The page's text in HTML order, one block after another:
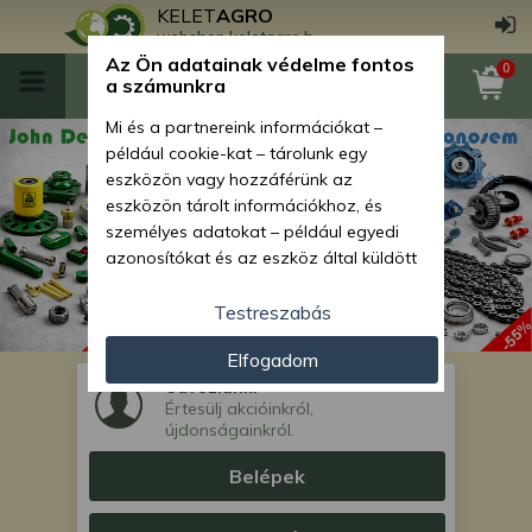
KELETAGRO
webshop.keletagro.hu
0
Üdvözlünk!
Értesülj akcióinkról,
újdonságainkról.
Belépek
Az Ön adatainak védelme fontos
a számunkra
Mi és a partnereink információkat –
például cookie-kat – tárolunk egy
eszközön vagy hozzáférünk az
eszközön tárolt információkhoz, és
személyes adatokat – például egyedi
azonosítókat és az eszköz által küldött
személyre szabott hirdetések és
tartalom nyújtásához, hirdetés- és
tartalomméréshez, nézettségi adatok
gyűjtéséhez, valamint termékek
kifejlesztéséhez és a termékek
javításához. Az Ön engedélyével mi és a
partnereink eszközleolvasásos
módszerrel szerzett pontos geolokációs
adatokat és azonosítási információkat
Testreszabás
Elfogadom